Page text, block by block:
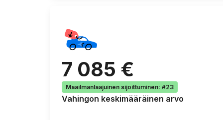
7 085 €
Maailmanlaajuinen sijoittuminen: #23
Vahingon keskimääräinen arvo